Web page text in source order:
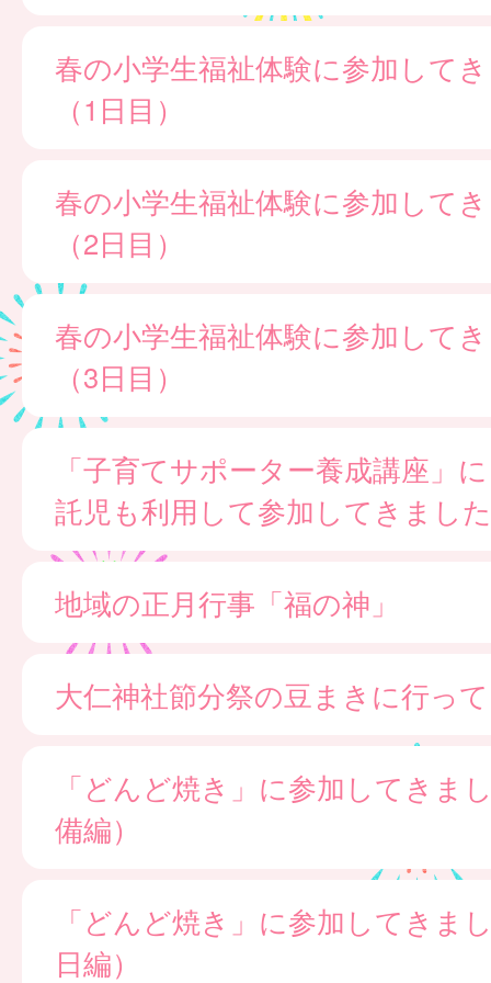
春の小学生福祉体験に参加して
（1日目）
春の小学生福祉体験に参加して
（2日目）
春の小学生福祉体験に参加して
（3日目）
「子育てサポーター養成講座」に
託児も利用して参加してきまし
地域の正月行事「福の神」
大仁神社節分祭の豆まきに行っ
「どんど焼き」に参加してきま
備編）
「どんど焼き」に参加してきま
日編）